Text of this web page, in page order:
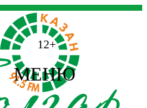
12+
МЕНЮ